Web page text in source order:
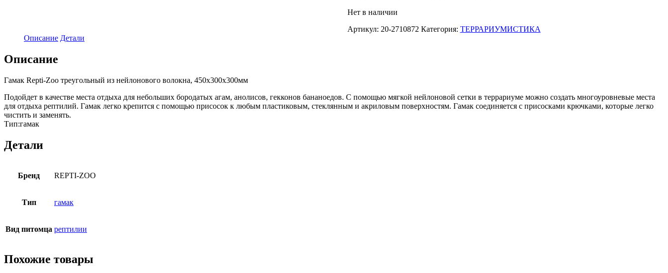
Нет в наличии
Артикул: 20-2710872 Категория: ТЕРРАРИУМИСТИКА
Описание Детали
Описание
Гамак Repti-Zoo треугольный из нейлонового волокна, 450х300х300мм
Подойдет в качестве места отдыха для небольших бородатых агам, анолисов, гекконов бананоедов. С помощью мягкой нейлоновой сетки в террариуме можно создать многоуровневые места
для отдыха рептилий. Гамак легко крепится с помощью присосок к любым пластиковым, стеклянным и акриловым поверхностям. Гамак соединяется с присосками крючками, которые легко
чистить и заменять.
Тип:гамак
Детали
Бренд REPTI-ZOO
Тип гамак
Вид питомца рептилии
Похожие товары